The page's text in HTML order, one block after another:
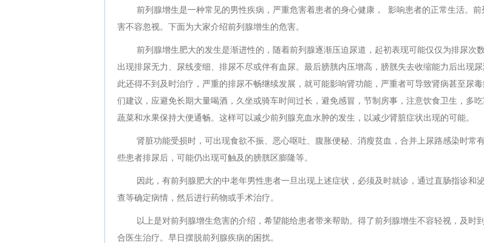
前列腺增生是一种常见的男性疾病，严重危害着患者的身心健康， 影响患者的正常生活。前
害不容忽视。下面为大家介绍前列腺增生的危害。
前列腺增生肥大的发生是渐进性的，随着前列腺逐渐压迫尿道，起初表现可能仅仅为排尿次
出现排尿无力、尿线变细、排尿不尽或伴有血尿。最后膀胱内压增高，膀胱失去收缩能力后出现
此还得不到及时治疗，严重的排尿不畅继续发展，就可能影响肾功能，严重者可导致肾病甚至尿
们建议，应避免长期大量喝酒，久坐或骑车时间过长，避免感冒，节制房事，注意饮食卫生，多
蔬菜和水果保持大便通畅。这样可以减少前列腺充血水肿的发生，以减少肾脏症状出现的可能。
肾脏功能受损时，可出现食欲不振、恶心呕吐、腹胀便秘、消瘦贫血，合并上尿路感染时常
些患者排尿后，可能仍出现可触及的膀胱区膨隆等。
因此，有前列腺肥大的中老年男性患者一旦出现上述症状，必须及时就诊，通过直肠指诊和
查等确定病情，然后进行药物或手术治疗。
以上是对前列腺增生危害的介绍，希望能给患者带来帮助。得了前列腺增生不容轻视，及时
合医生治疗。早日摆脱前列腺疾病的困扰。